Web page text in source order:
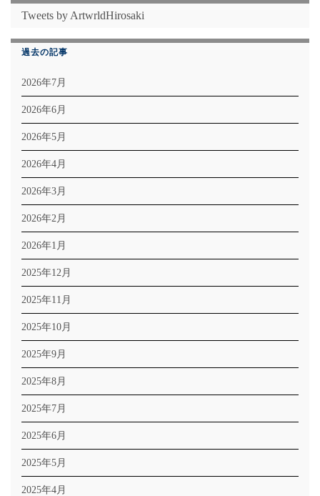
Tweets by ArtwrldHirosaki
過去の記事
2026年7月
2026年6月
2026年5月
2026年4月
2026年3月
2026年2月
2026年1月
2025年12月
2025年11月
2025年10月
2025年9月
2025年8月
2025年7月
2025年6月
2025年5月
2025年4月